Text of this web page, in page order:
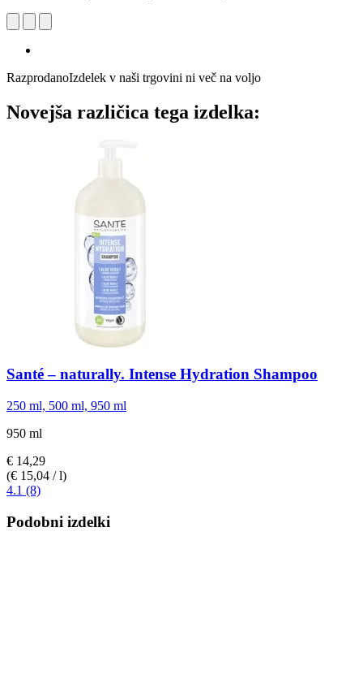
RazprodanoIzdelek v naši trgovini ni več na voljo
Novejša različica tega izdelka:
Santé – naturally. Intense Hydration Shampoo
250 ml, 500 ml, 950 ml
950 ml
€ 14,29
(€ 15,04 / l)
4.1 (8)
Podobni izdelki